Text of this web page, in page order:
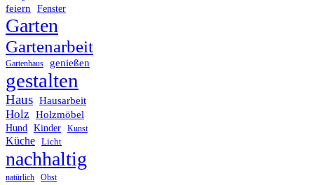
feiern Fenster
Garten
Gartenarbeit
Gartenhaus genießen
gestalten
Haus Hausarbeit
Holz Holzmöbel
Hund Kinder Kunst
Küche Licht
nachhaltig
natürlich Obst